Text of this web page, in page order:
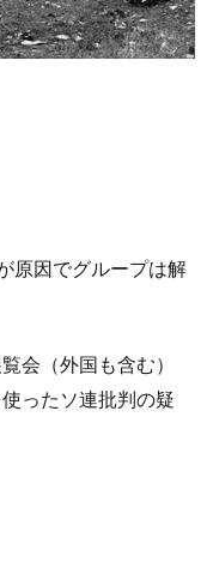
原因でグループは解
会（外国も含む）
ったソ連批判の疑